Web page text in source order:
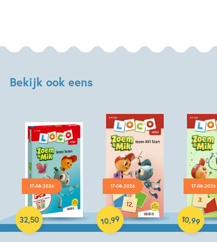
Bekijk ook eens
17-08-2026
32,50
Paperback
17-08-2026
10,99
Paperback
17-08-2026
10,99
Paperback